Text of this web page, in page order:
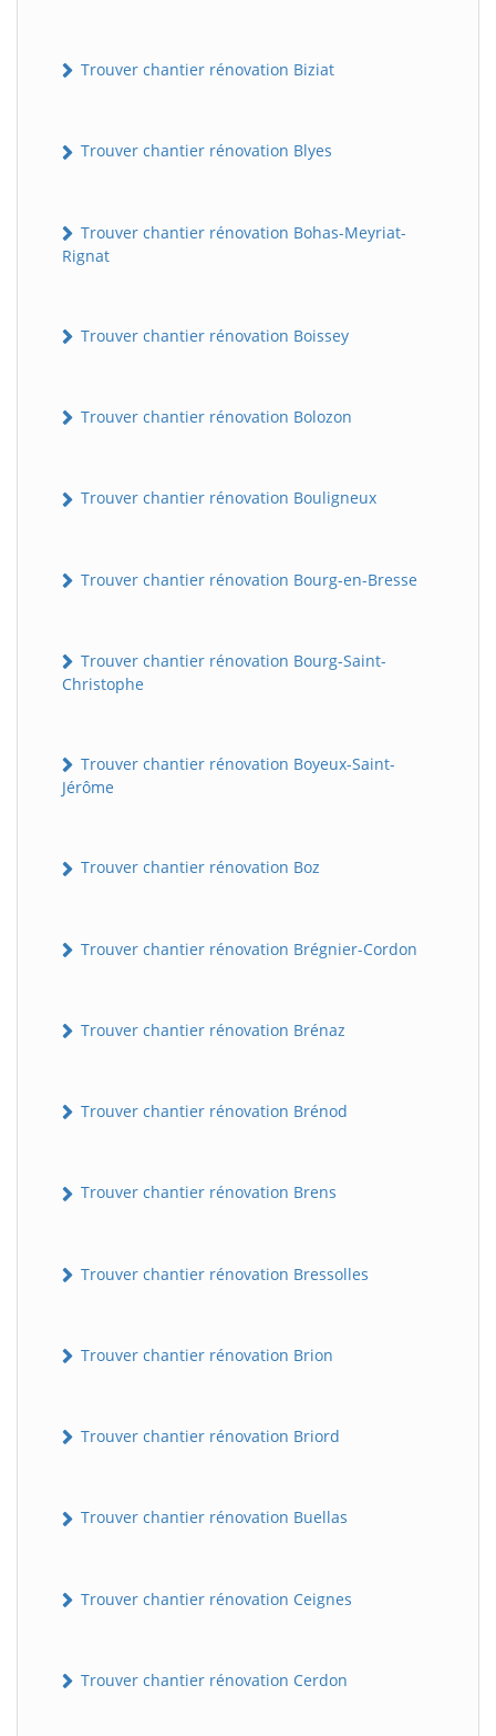
Trouver chantier rénovation Biziat
Trouver chantier rénovation Blyes
Trouver chantier rénovation Bohas-Meyriat-
Rignat
Trouver chantier rénovation Boissey
Trouver chantier rénovation Bolozon
Trouver chantier rénovation Bouligneux
Trouver chantier rénovation Bourg-en-Bresse
Trouver chantier rénovation Bourg-Saint-
Christophe
Trouver chantier rénovation Boyeux-Saint-
Jérôme
Trouver chantier rénovation Boz
Trouver chantier rénovation Brégnier-Cordon
Trouver chantier rénovation Brénaz
Trouver chantier rénovation Brénod
Trouver chantier rénovation Brens
Trouver chantier rénovation Bressolles
Trouver chantier rénovation Brion
Trouver chantier rénovation Briord
Trouver chantier rénovation Buellas
Trouver chantier rénovation Ceignes
Trouver chantier rénovation Cerdon